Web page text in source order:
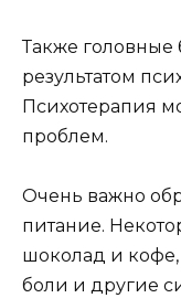
Также головные
результатом
Психотерапия
проблем.
Очень важно
питание.
шоколад и кофе,
боли и другие